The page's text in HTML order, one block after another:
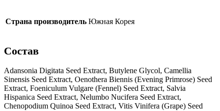
Страна производитель Южная Корея
Состав
Adansonia Digitata Seed Extract, Butylene Glycol, Camellia
Sinensis Seed Extract, Oenothera Biennis (Evening Primrose) Seed
Extract, Foeniculum Vulgare (Fennel) Seed Extract, Salvia
Hispanica Seed Extract, Nelumbo Nucifera Seed Extract,
Chenopodium Quinoa Seed Extract, Vitis Vinifera (Grape) Seed